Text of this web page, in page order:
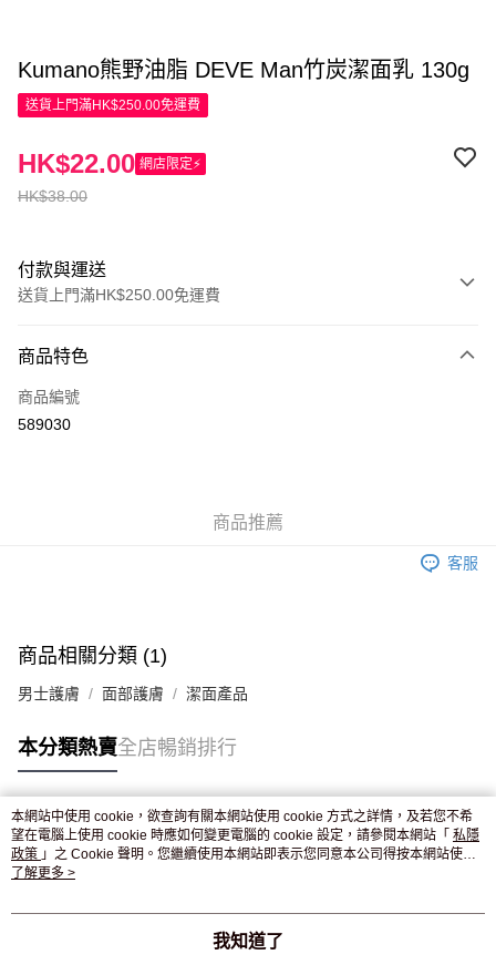
Kumano熊野油脂 DEVE Man竹炭潔面乳 130g
送貨上門滿HK$250.00免運費
HK$38.00
HK$22.00 網店限定⚡
付款與運送
送貨上門滿HK$250.00免運費
信用卡
Apple Pay
付款後門市自取，訂單確認後2-4個工作天到店，7天內取。逾期後
商品特色
商品編號
589030
商品推薦
客服
商品相關分類 (1)
男士護膚 面部護膚 潔面產品
本分類熱賣全店暢銷排行
熱門標籤
熱銷排行
本網站中使用 cookie，欲查詢有關本網站使用 cookie 方式之詳情，及若您不希
望在電腦上使用 cookie 時應如何變更電腦的 cookie 設定，請參閱本網站「 私隱
政策 」之 Cookie 聲明。您繼續使用本網站即表示您同意本公司得按本網站使用
條款之 Cookie 聲明使用 cookie。
了解更多 >
我知道了